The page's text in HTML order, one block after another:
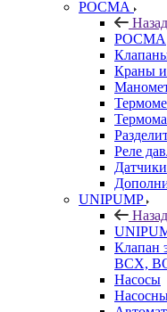
РОСМА
Назад
РОСМА
Краны
Реле
Датчики
UNIPUMP
Назад
Клапан
BCX,
Насосы